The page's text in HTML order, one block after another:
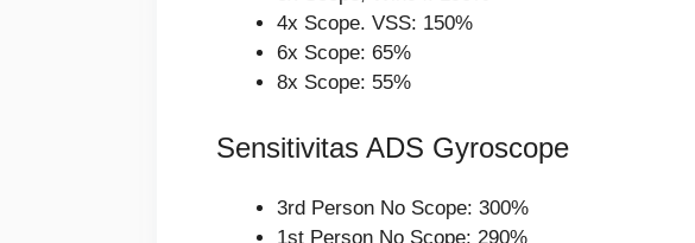
4x Scope. VSS: 150%
6x Scope: 65%
8x Scope: 55%
Sensitivitas ADS Gyroscope
3rd Person No Scope: 300%
1st Person No Scope: 290%